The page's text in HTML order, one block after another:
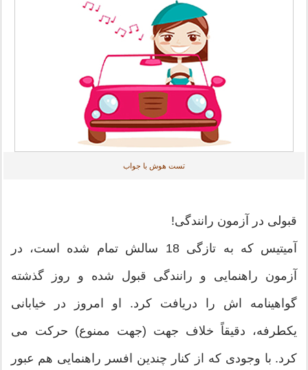
تست هوش با جواب
قبولی در آزمون رانندگی!
آمیتیس که به تازگی 18 سالش تمام شده است، در
آزمون راهنمایی و رانندگی قبول شده و روز گذشته
گواهینامه اش را دریافت کرد. او امروز در خیابانی
یکطرفه، دقیقاً خلاف جهت (جهت ممنوع) حرکت می
کرد. با وجودی که از کنار چندین افسر راهنمایی هم عبور